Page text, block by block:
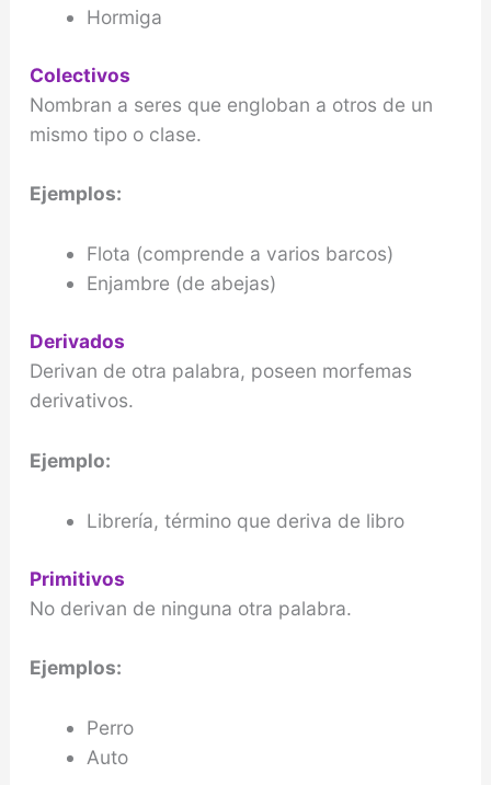
Hormiga
Colectivos
Nombran a seres que engloban a otros de un
mismo tipo o clase.
Ejemplos:
Flota (comprende a varios barcos)
Enjambre (de abejas)
Derivados
Derivan de otra palabra, poseen morfemas
derivativos.
Ejemplo:
Librería, término que deriva de libro
Primitivos
No derivan de ninguna otra palabra.
Ejemplos:
Perro
Auto